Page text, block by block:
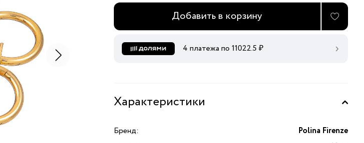
Добавить в корзину
4 платежа по 11022.5 ₽
Характеристики
Бренд:
Polina Firenze